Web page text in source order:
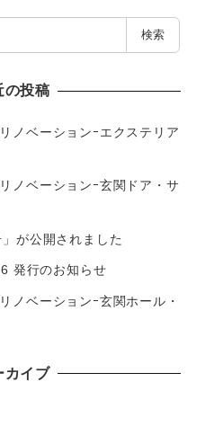
検索
の投稿
ベーションｰエクステリア
ベーションｰ玄関ドア・サ
が公開されました
発行のお知らせ
ベーションｰ玄関ホール・
カイブ